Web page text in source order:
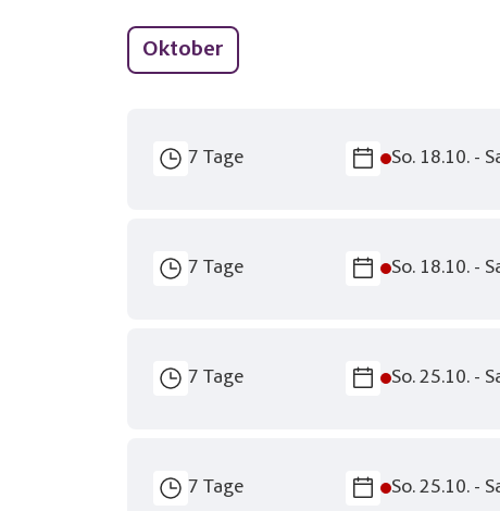
Oktober
7 Tage So. 18.10. -
7 Tage So. 18.10. -
7 Tage So. 25.10. -
7 Tage So. 25.10. -